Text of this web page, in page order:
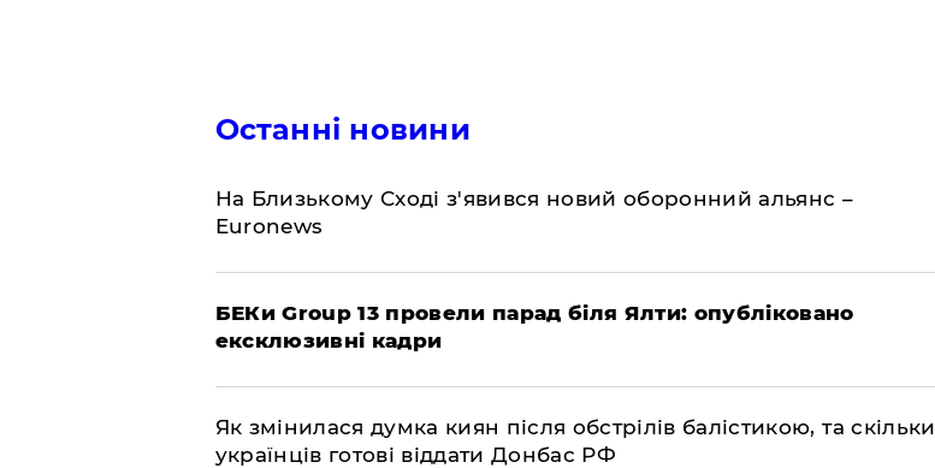
Останні новини
На Близькому Сході з'явився новий оборонний альянс –
Euronews
БЕКи Group 13 провели парад біля Ялти: опубліковано
ексклюзивні кадри
Як змінилася думка киян після обстрілів балістикою, та скільки
українців готові віддати Донбас РФ